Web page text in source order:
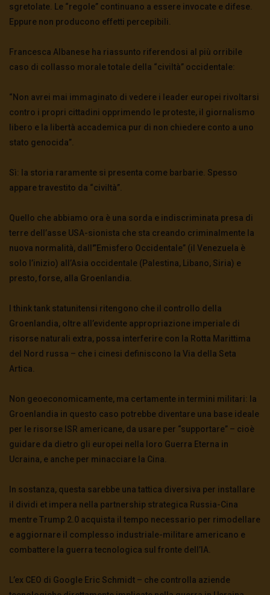
sgretolate. Le “regole” continuano a essere invocate e difese.
Eppure non producono effetti percepibili.
Francesca Albanese ha riassunto riferendosi al più orribile
caso di collasso morale totale della “civiltà” occidentale:
“Non avrei mai immaginato di vedere i leader europei rivoltarsi
contro i propri cittadini opprimendo le proteste, il giornalismo
libero e la libertà accademica pur di non chiedere conto a uno
stato genocida”.
Sì: la storia raramente si presenta come barbarie. Spesso
appare travestito da “civiltà”.
Quello che abbiamo ora è una sorda e indiscriminata presa di
terre dell’asse USA-sionista che sta creando criminalmente la
nuova normalità, dall'”Emisfero Occidentale” (il Venezuela è
solo l’inizio) all’Asia occidentale (Palestina, Libano, Siria) e
presto, forse, alla Groenlandia.
I think tank statunitensi ritengono che il controllo della
Groenlandia, oltre all’evidente appropriazione imperiale di
risorse naturali extra, possa interferire con la Rotta Marittima
del Nord russa – che i cinesi definiscono la Via della Seta
Artica.
Non geoeconomicamente, ma certamente in termini militari: la
Groenlandia in questo caso potrebbe diventare una base ideale
per le risorse ISR americane, da usare per “supportare” – cioè
guidare da dietro gli europei nella loro Guerra Eterna in
Ucraina, e anche per minacciare la Cina.
In sostanza, questa sarebbe una tattica diversiva per installare
il dividi et impera nella partnership strategica Russia-Cina
mentre Trump 2.0 acquista il tempo necessario per rimodellare
e aggiornare il complesso industriale-militare americano e
combattere la guerra tecnologica sul fronte dell’IA.
L’ex CEO di Google Eric Schmidt – che controlla aziende